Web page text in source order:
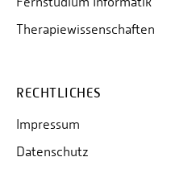
Therapiewissenschaften
RECHTLICHES
Impressum
Datenschutz